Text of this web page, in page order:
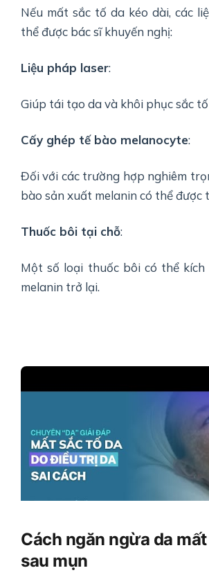
Nếu mất sắc tố da kéo dài, các
thể được bác sĩ khuyến nghị:
Liệu pháp laser:
Giúp tái tạo da và khôi phục sắc
Cấy ghép tế bào melanocyte:
Đối với các trường hợp nghiêm
bào sản xuất melanin có thể được
Thuốc bôi tại chỗ:
Một số loại thuốc bôi có thể
melanin trở lại.
Cách ngăn ngừa da
sau mụn